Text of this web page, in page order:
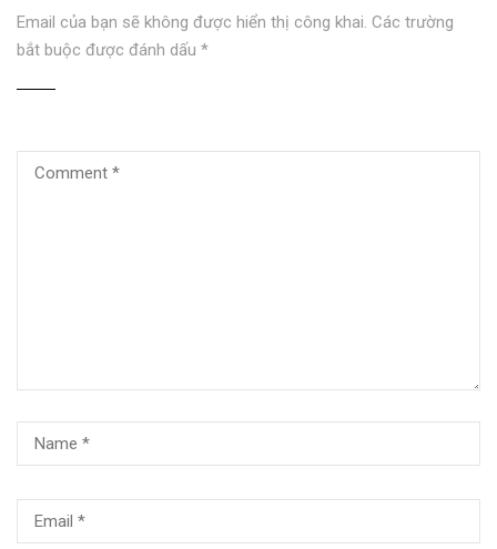
Email của bạn sẽ không được hiển thị công khai. Các trường
bắt buộc được đánh dấu *